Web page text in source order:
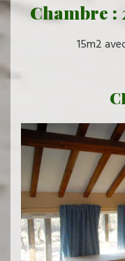
Chambre :
15m2